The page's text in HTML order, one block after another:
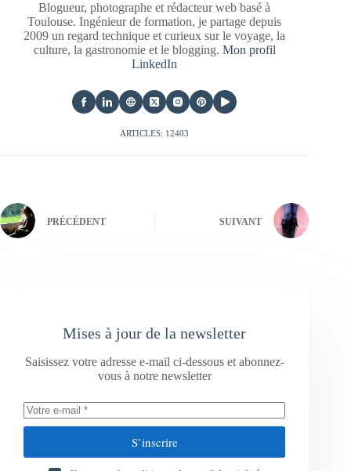
Blogueur, photographe et rédacteur web basé à
Toulouse. Ingénieur de formation, je partage depuis
2009 un regard technique et curieux sur le voyage, la
culture, la gastronomie et le blogging. Mon profil
LinkedIn
ARTICLES: 12403
PRÉCÉDENT SUIVANT
Mises à jour de la newsletter
Saisissez votre adresse e-mail ci-dessous et abonnez-
vous à notre newsletter
S’inscrire